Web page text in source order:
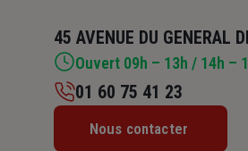
45 AVENUE DU GENERAL
Mardi : 09h – 13h / 14h –
01 60 75 41 23
Nous contacter